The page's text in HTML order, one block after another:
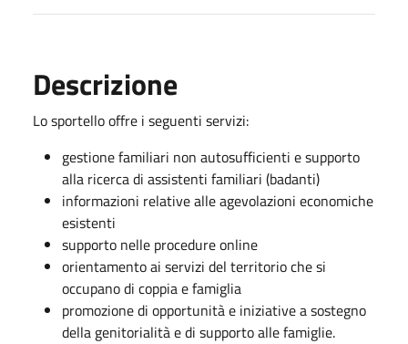
Descrizione
Lo sportello offre i seguenti servizi:
gestione familiari non autosufficienti e supporto
alla ricerca di assistenti familiari (badanti)
informazioni relative alle agevolazioni economiche
esistenti
supporto nelle procedure online
orientamento ai servizi del territorio che si
occupano di coppia e famiglia
promozione di opportunità e iniziative a sostegno
della genitorialità e di supporto alle famiglie.